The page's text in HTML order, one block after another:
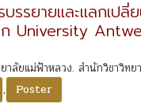
รรยายและแลกเป
University
าลัยแม่ฟ้าหลวง. สำนักวิชาวิทย
, Poster